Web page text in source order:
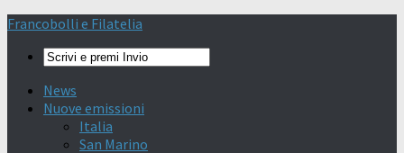
Francobolli e Filatelia
News
Nuove emissioni
Italia
San Marino